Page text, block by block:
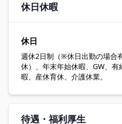
休日休暇
休日
週休2日制（※休日出勤の場合
休）、年末年始休暇、GW、
暇、産休育休、介護休業。
待遇・福利厚生